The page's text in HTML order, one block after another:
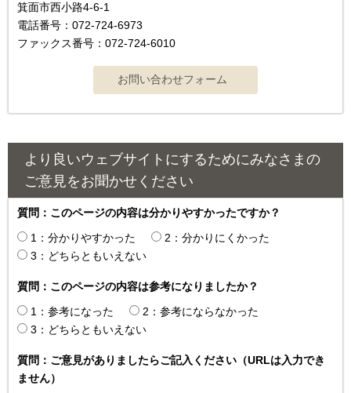
箕面市西小路4‐6‐1
電話番号：072-724-6973
ファックス番号：072-724-6010
より良いウェブサイトにするためにみなさまの
ご意見をお聞かせください
質問：このページの内容は分かりやすかったですか？
1：分かりやすかった
2：分かりにくかった
3：どちらともいえない
質問：このページの内容は参考になりましたか？
1：参考になった
2：参考にならなかった
3：どちらともいえない
質問：ご意見がありましたらご記入ください（URLは入力でき
ません）